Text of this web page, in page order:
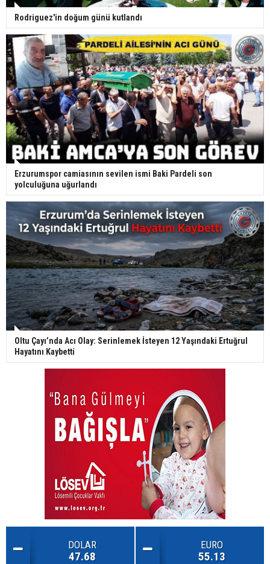
Rodriguez'in doğum günü kutlandı
Erzurumspor camiasının sevilen ismi Baki Pardeli son
yolculuğuna uğurlandı
Oltu Çayı’nda Acı Olay: Serinlemek İsteyen 12 Yaşındaki Ertuğrul
Hayatını Kaybetti
DOLAR
47.68
EURO
55.13